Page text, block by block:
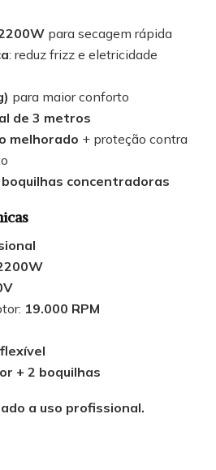
para secagem rápida
: reduz frizz e eletricidade
para maior conforto
de 3 metros
melhorado + proteção contra
concentradoras
19.000 RPM
+ 2 boquilhas
a uso profissional.